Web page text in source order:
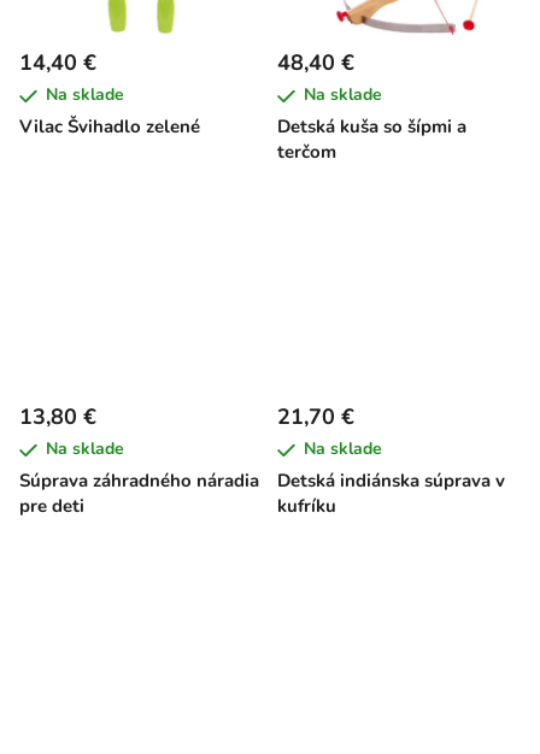
Vilac Švihadlo zelené
14,40 €
Na sklade
Detská kuša so šípmi a
terčom
48,40 €
Na sklade
Súprava záhradného náradia
pre deti
13,80 €
Na sklade
Detská indiánska súprava v
kufríku
21,70 €
Na sklade